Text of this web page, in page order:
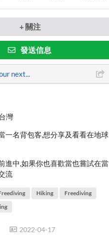
+ 關注
發送信息
next...
灣
一名背包客,想分享及看看在地球
進中,如果你也喜歡當也嘗試在當
流
Hiking
Freediving
2022-04-17